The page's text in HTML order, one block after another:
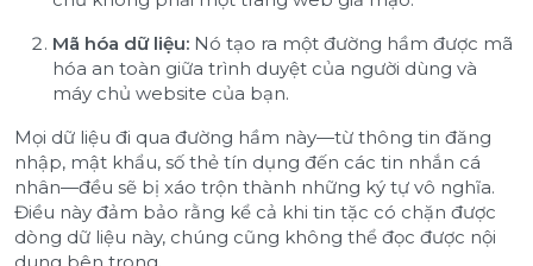
Mã hóa dữ liệu: Nó tạo ra một đường hầm được mã
hóa an toàn giữa trình duyệt của người dùng và
máy chủ website của bạn.
Mọi dữ liệu đi qua đường hầm này—từ thông tin đăng
nhập, mật khẩu, số thẻ tín dụng đến các tin nhắn cá
nhân—đều sẽ bị xáo trộn thành những ký tự vô nghĩa.
Điều này đảm bảo rằng kể cả khi tin tặc có chặn được
dòng dữ liệu này, chúng cũng không thể đọc được nội
dung bên trong.